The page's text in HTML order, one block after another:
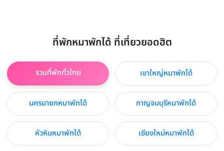
ที่พักหมาพักได้ ที่เที่ยวยอดฮิต
รวมที่พักทั่วไทย เขาใหญ่หมาพักได้
นครนายกหมาพักได้ กาญจนบุรีหมาพักได้
หัวหินหมาพักได้ เชียงใหม่หมาพักได้